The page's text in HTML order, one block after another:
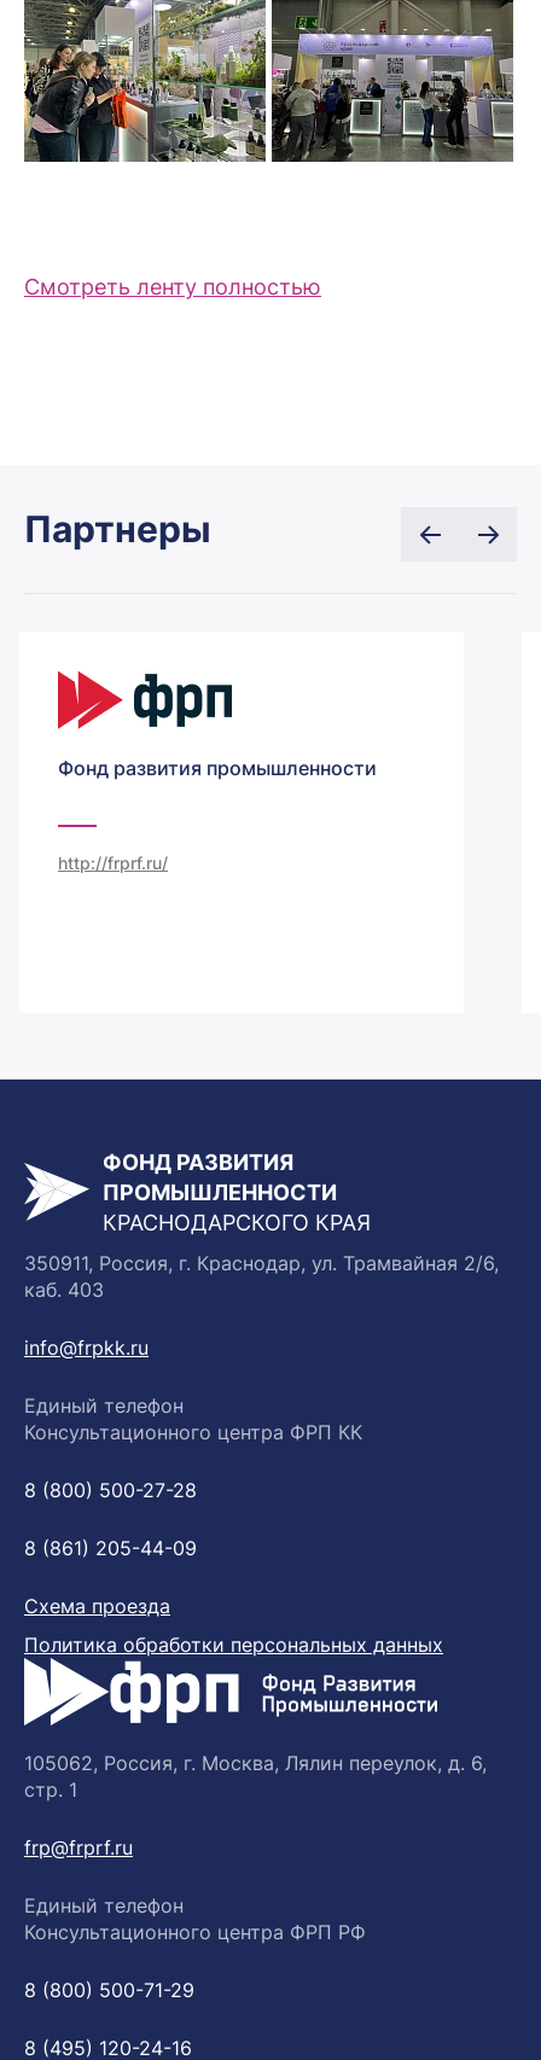
Смотреть ленту полностью
Партнеры
Фонд развития промышленности
http://frprf.ru/
ФОНД РАЗВИТИЯ
ПРОМЫШЛЕННОСТИ
КРАСНОДАРСКОГО КРАЯ
350911, Россия, г. Краснодар, ул. Трамвайная 2/6,
каб. 403
info@frpkk.ru
Единый телефон
Консультационного центра ФРП КК
8 (800) 500-27-28
8 (861) 205-44-09
Схема проезда
Политика обработки персональных данных
105062, Россия, г. Москва, Лялин переулок, д. 6,
стр. 1
frp@frprf.ru
Единый телефон
Консультационного центра ФРП РФ
8 (800) 500-71-29
8 (495) 120-24-16